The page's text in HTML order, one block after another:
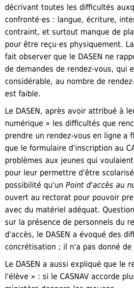
décrivant toutes les difficultés aux
confronté·es : langue, écriture,
contraint, et surtout manque de
pour être reçu·es physiquement.
fait observer que le DASEN ne
de demandes de rendez-vous, qui
considérable, au nombre de
est faible.
Le DASEN, après avoir attribué à
numérique » les difficultés que
prendre un rendez-vous en ligne a
que le formulaire d'inscription au
problèmes aux jeunes qui
pour leur permettre d'être
possibilité qu'un Point d'accès au
ouvert au rectorat pour pouvoir
avec du matériel adéquat.
sur la présence de personnels du
d'accès, le DASEN a évoqué des
concrétisation ; il n'a pas donné
Le DASEN a aussi expliqué que le
l'élève » : si le CASNAV accorde